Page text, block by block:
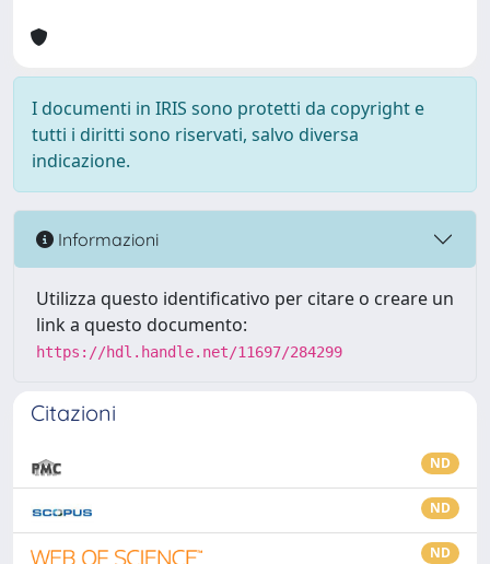
I documenti in IRIS sono protetti da copyright e
tutti i diritti sono riservati, salvo diversa
indicazione.
Informazioni
Utilizza questo identificativo per citare o creare un
link a questo documento:
https://hdl.handle.net/11697/284299
Citazioni
ND
ND
ND